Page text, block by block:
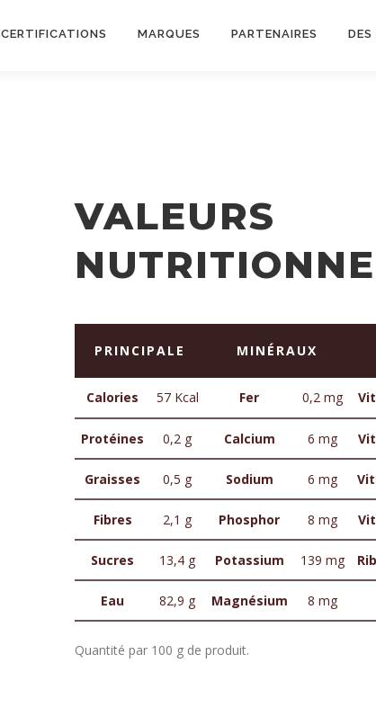
CERTIFICATIONS MARQUES PARTENAIRES DES
VALEURS
PRINCIPALE MINÉRAUX
Calories 57 Kcal Fer 0,2 mg
Protéines 0,2 g Calcium 6 mg
Graisses 0,5 g Sodium 6 mg
Fibres 2,1 g Phosphor 8 mg
Sucres 13,4 g Potassium 139 mg
Eau 82,9 g Magnésium 8 mg
Quantité par 100 g de produit.